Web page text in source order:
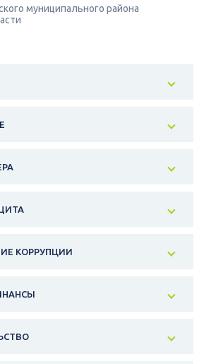
муниципального района
КОРРУПЦИИ